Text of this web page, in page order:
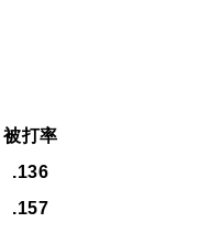
被打率
.136
.157